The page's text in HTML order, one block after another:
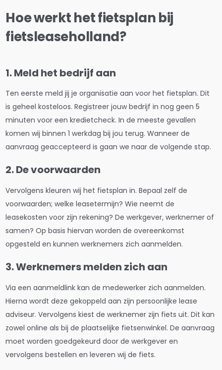
Hoe werkt het fietsplan bij
fietsleaseholland?
1. Meld het bedrijf aan
⁠Ten eerste meld jij je organisatie aan voor het fietsplan. Dit
is geheel kosteloos. Registreer jouw bedrijf in nog geen 5
minuten voor een kredietcheck. In de meeste gevallen
komen wij binnen 1 werkdag bij jou terug. Wanneer de
aanvraag geaccepteerd is gaan we naar de volgende stap.
2. De voorwaarden
⁠Vervolgens kleuren wij het fietsplan in. Bepaal zelf de
voorwaarden; welke leasetermijn? Wie neemt de
leasekosten voor zijn rekening? De werkgever, werknemer of
samen? Op basis hiervan worden de overeenkomst
opgesteld en kunnen werknemers zich aanmelden.
3. Werknemers melden zich aan
⁠Via een aanmeldlink kan de medewerker zich aanmelden.
Hierna wordt deze gekoppeld aan zijn persoonlijke lease
adviseur. Vervolgens kiest de werknemer zijn fiets uit. Dit kan
zowel online als bij de plaatselijke fietsenwinkel. De aanvraag
moet worden goedgekeurd door de werkgever en
vervolgens bestellen en leveren wij de fiets.